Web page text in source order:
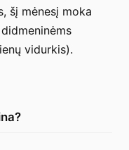
šį mėnesį moka
vidurkis).